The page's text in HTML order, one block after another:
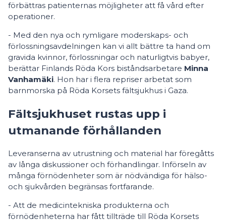
förbättras patienternas möjligheter att få vård efter
operationer.
- Med den nya och rymligare moderskaps- och
förlossningsavdelningen kan vi allt bättre ta hand om
gravida kvinnor, förlossningar och naturligtvis babyer,
berättar Finlands Röda Kors biståndsarbetare Minna
Vanhamäki. Hon har i flera repriser arbetat som
barnmorska på Röda Korsets fältsjukhus i Gaza.
Fältsjukhuset rustas upp i
utmanande förhållanden
Leveranserna av utrustning och material har föregåtts
av långa diskussioner och förhandlingar. Införseln av
många förnödenheter som är nödvändiga för hälso-
och sjukvården begränsas fortfarande.
- Att de medicintekniska produkterna och
förnödenheterna har fått tillträde till Röda Korsets